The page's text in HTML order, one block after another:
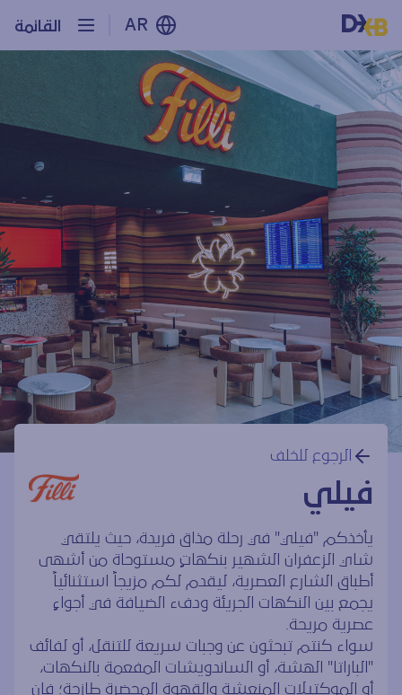
القائمة AR
الرجوع للخلف
فيلي
يأخذكم "فيلي" في رحلة مذاق فريدة، حيث يلتقي
شاي الزعفران الشهير بنكهاتٍ مستوحاة من أشهى
أطباق الشارع العصرية، ليقدم لكم مزيجاً استثنائياً
يجمع بين النكهات الجريئة ودفء الضيافة في أجواءٍ
عصرية مريحة.
سواء كنتم تبحثون عن وجبات سريعة للتنقل، أو لفائف
"الباراتا" الهشة، أو الساندويشات المفعمة بالنكهات،
أو الموكتيلات المنعشة والقهوة المحضرة طازجة؛ فإن